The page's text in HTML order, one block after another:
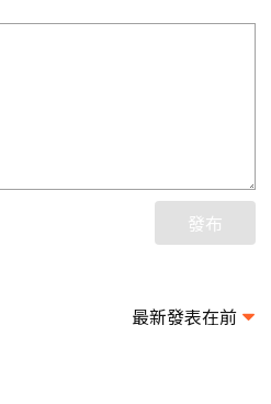
發布
最新發表在前